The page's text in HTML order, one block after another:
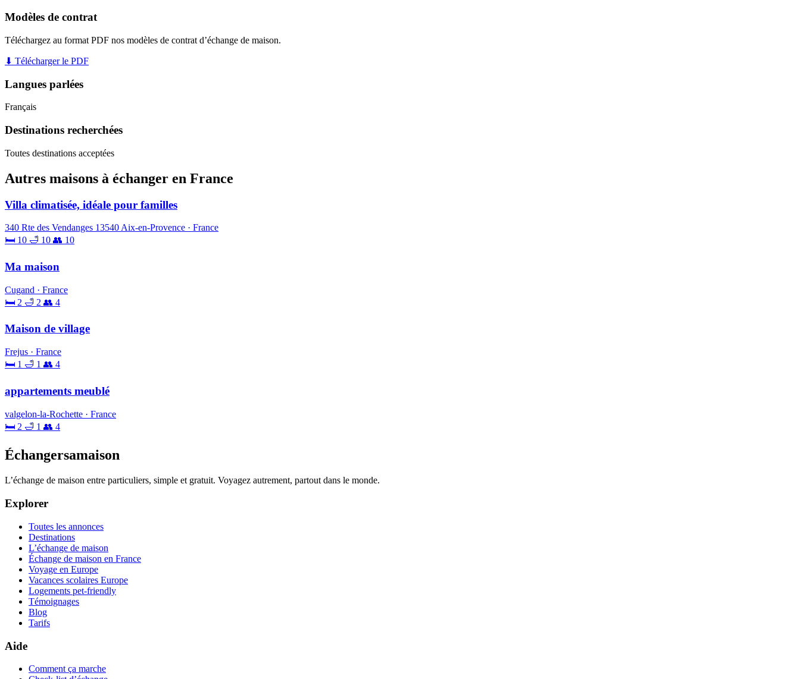
Modèles de contrat
Téléchargez au format PDF nos modèles de contrat d’échange de maison.
⬇ Télécharger le PDF
Langues parlées
Français
Destinations recherchées
Toutes destinations acceptées
Autres maisons à échanger en France
Villa climatisée, idéale pour familles
340 Rte des Vendanges 13540 Aix-en-Provence · France
🛏 10 🛁 10 👥 10
Ma maison
Cugand · France
🛏 2 🛁 2 👥 4
Maison de village
Frejus · France
🛏 1 🛁 1 👥 4
appartements meublé
valgelon-la-Rochette · France
🛏 2 🛁 1 👥 4
Échangersamaison
L’échange de maison entre particuliers, simple et gratuit. Voyagez autrement, partout dans le monde.
Explorer
Toutes les annonces
Destinations
L’échange de maison
Échange de maison en France
Voyage en Europe
Vacances scolaires Europe
Logements pet-friendly
Témoignages
Blog
Tarifs
Aide
Comment ça marche